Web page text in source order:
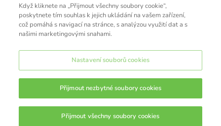
všechny, kteří aktuálně u Providentu nesplácejí žádnou půjčku.
Minimální doba splácení úvěru je 3 měsíce a maximální 36 měsíců a
úroková sazba se pohybuje od 25 % do 69 % p. a.
Společnost s účinností od 1. 10. 2025 neuplatňuje nárok na
spotřebitelského úvěru na Centrální vymáhání pohledávek ve
smyslu čl. 6.4. Obchodních podmínek ke spotřebitelskému
Provident Financial s.r.o., Olbrachtova 2006/9, 140 00 Praha 4,
IČO: 25621351, DIČ: CZ25621351, společnost zapsána v
vložka 55523.
ONLINE CHAT
Když kliknete na „Přijmout všechny soubory cookie“,
poskytnete tím souhlas k jejich ukládání na vašem zařízení,
což pomáhá s navigací na stránce, s analýzou využití dat a s
našimi marketingovými snahami.
Nastavení souborů cookies
Přijmout nezbytné soubory cookies
Přijmout všechny soubory cookies